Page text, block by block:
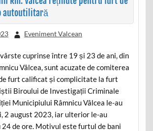
autoutilitară
Eveniment Valcean
cuprinse între 19 și 23 de ani, din
Vâlcea, sunt acuzate de comiterea
furt calificat și complicitate la furt
Biroului de Investigații Criminale
Municipiului Râmnicu Vâlcea le-au
2 august 2023, iar ulterior le-au
de ore. Motivul este furtul de bani